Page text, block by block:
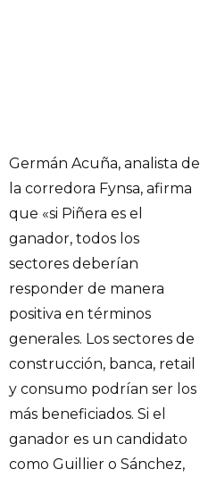
Germán Acuña, analista de
la corredora Fynsa, afirma
que «si Piñera es el
ganador, todos los
sectores deberían
responder de manera
positiva en términos
generales. Los sectores de
construcción, banca, retail
y consumo podrían ser los
más beneficiados. Si el
ganador es un candidato
como Guillier o Sánchez,